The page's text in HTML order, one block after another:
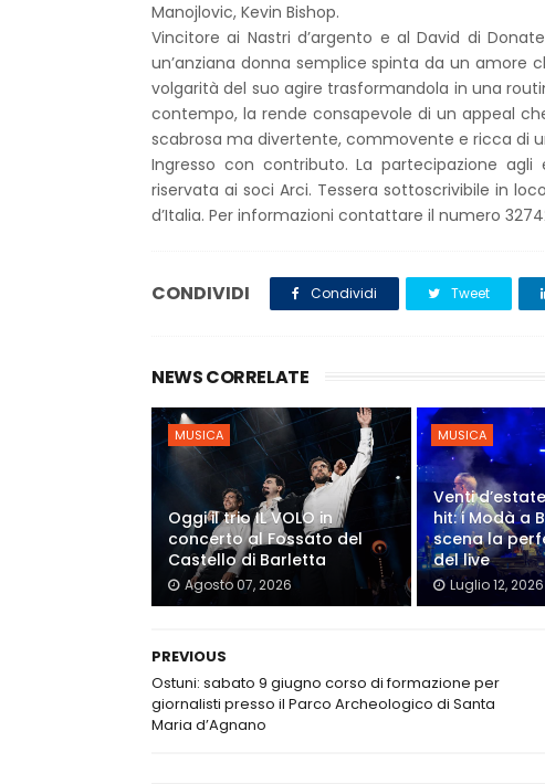
Manojlovic, Kevin Bishop.
Vincitore ai Nastri d’argento e al David di
un’anziana donna semplice spinta da un amore
volgarità del suo agire trasformandola in una
contempo, la rende consapevole di un appeal
scabrosa ma divertente, commovente e ricca di
Ingresso con contributo. La partecipazione
riservata ai soci Arci. Tessera sottoscrivibile in
d’Italia. Per informazioni contattare il numero
CONDIVIDI Condividi Tweet
NEWS CORRELATE
MUSICA
Oggi il trio IL VOLO in
concerto al Fossato del
Castello di Barletta
Agosto 07, 2026
MUSICA
Venti
hit: i Modà a
scena la
del live
Luglio 12, 2026
PREVIOUS
Ostuni: sabato 9 giugno corso di formazione per
giornalisti presso il Parco Archeologico di Santa
Maria d’Agnano